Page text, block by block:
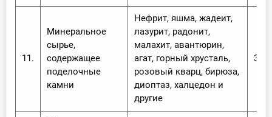
11.
Минеральное
сырье,
содержащее
поделочные
камни
Нефрит, яшма, жадеит,
лазурит, радонит,
малахит, авантюрин,
агат, горный хрусталь,
розовый кварц, бирюза,
диоптаз, халцедон и
другие
3,5%